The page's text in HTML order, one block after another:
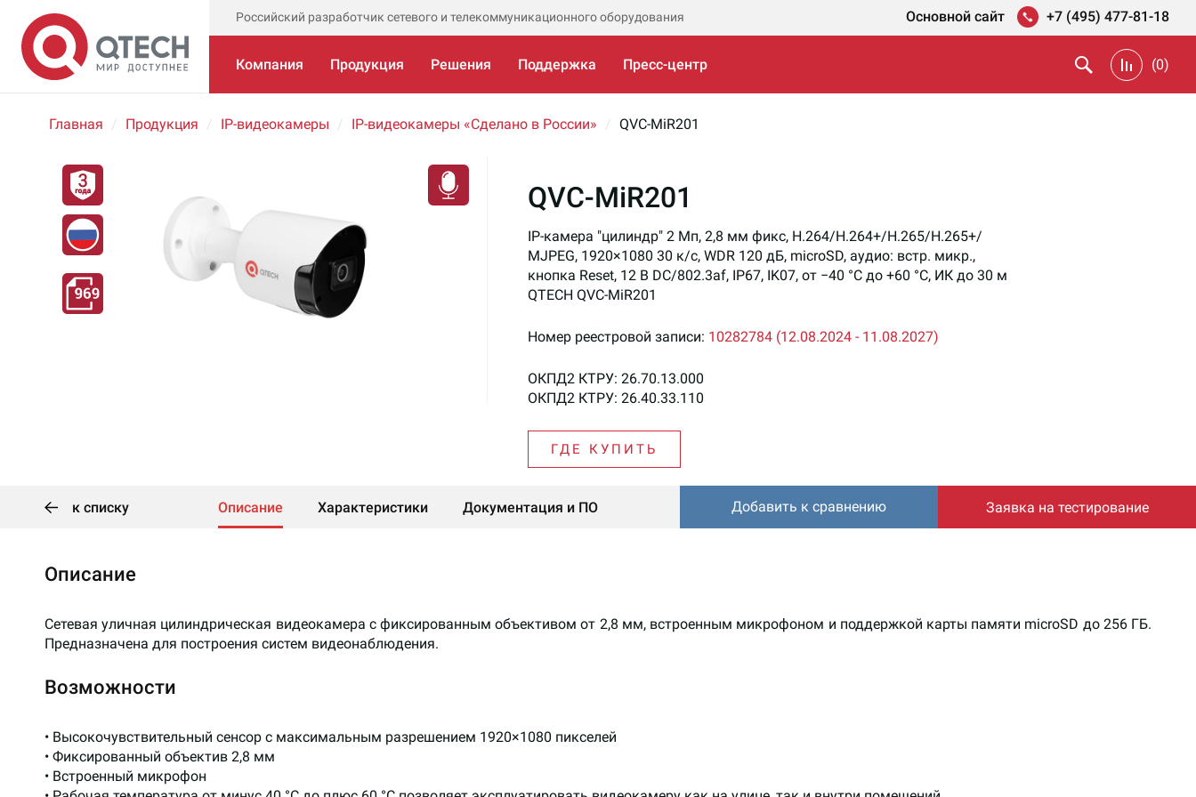
Российский разработчик сетевого и телекоммуникационного оборудования Основной сайт +7 (495) 477-81-18
Компания Продукция Решения Поддержка Пресс-центр (0)
Главная Продукция IP-видеокамеры IP-видеокамеры «Сделано в России» QVC-MiR201
QVC-MiR201
IP-камера "цилиндр" 2 Мп, 2,8 мм фикс, H.264/H.264+/H.265/H.265+/
MJPEG, 1920×1080 30 к/с, WDR 120 дБ, microSD, аудио: встр. микр.,
кнопка Reset, 12 В DC/802.3af, IP67, IK07, от −40 °С до +60 °С, ИК до 30 м
QTECH QVC-MiR201
Номер реестровой записи: 10282784 (12.08.2024 - 11.08.2027)
ОКПД2 КТРУ: 26.70.13.000
ОКПД2 КТРУ: 26.40.33.110
ГДЕ КУПИТЬ
к списку Описание Характеристики Документация и ПО Заявка на тестирование
Добавить к сравнению
Описание
Сетевая уличная цилиндрическая видеокамера с фиксированным объективом от 2,8 мм, встроенным микрофоном и поддержкой карты памяти microSD до 256 ГБ.
Предназначена для построения систем видеонаблюдения.
Возможности
• Высокочувствительный сенсор с максимальным разрешением 1920×1080 пикселей
• Фиксированный объектив 2,8 мм
• Встроенный микрофон